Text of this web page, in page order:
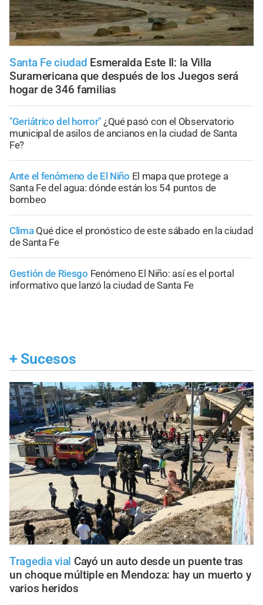
Santa Fe ciudad Esmeralda Este II: la Villa
Suramericana que después de los Juegos será
hogar de 346 familias
"Geriátrico del horror" ¿Qué pasó con el Observatorio
municipal de asilos de ancianos en la ciudad de Santa
Fe?
Ante el fenómeno de El Niño El mapa que protege a
Santa Fe del agua: dónde están los 54 puntos de
bombeo
Clima Qué dice el pronóstico de este sábado en la ciudad
de Santa Fe
Gestión de Riesgo Fenómeno El Niño: así es el portal
informativo que lanzó la ciudad de Santa Fe
+ Sucesos
Tragedia vial Cayó un auto desde un puente tras
un choque múltiple en Mendoza: hay un muerto y
varios heridos